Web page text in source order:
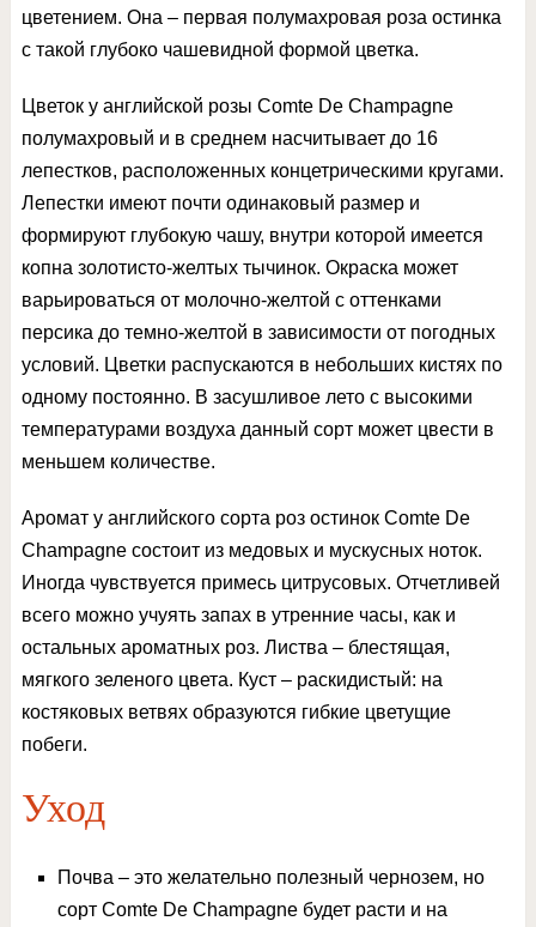
цветением. Она – первая полумахровая роза остинка
с такой глубоко чашевидной формой цветка.
Цветок у английской розы Comte De Champagne
полумахровый и в среднем насчитывает до 16
лепестков, расположенных концетрическими кругами.
Лепестки имеют почти одинаковый размер и
формируют глубокую чашу, внутри которой имеется
копна золотисто-желтых тычинок. Окраска может
варьироваться от молочно-желтой с оттенками
персика до темно-желтой в зависимости от погодных
условий. Цветки распускаются в небольших кистях по
одному постоянно. В засушливое лето с высокими
температурами воздуха данный сорт может цвести в
меньшем количестве.
Аромат у английского сорта роз остинок Comte De
Champagne состоит из медовых и мускусных ноток.
Иногда чувствуется примесь цитрусовых. Отчетливей
всего можно учуять запах в утренние часы, как и
остальных ароматных роз. Листва – блестящая,
мягкого зеленого цвета. Куст – раскидистый: на
костяковых ветвях образуются гибкие цветущие
побеги.
Уход
Почва – это желательно полезный чернозем, но
сорт Comte De Champagne будет расти и на